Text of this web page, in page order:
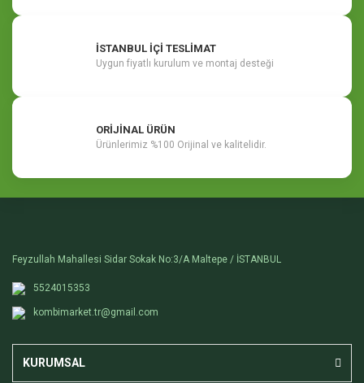
İSTANBUL İÇİ TESLİMAT
Uygun fiyatlı kurulum ve montaj desteği
ORİJİNAL ÜRÜN
Ürünlerimiz %100 Orijinal ve kalitelidir.
Feyzullah Mahallesi Sidar Sokak No:3/A Maltepe / İSTANBUL
5524015353
kombimarket.tr@gmail.com
KURUMSAL